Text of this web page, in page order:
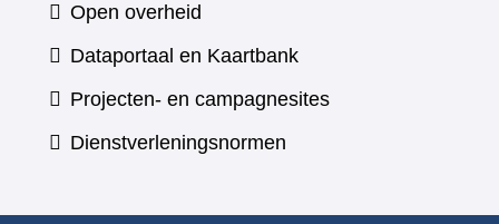
andere
website)
Open overheid
Dataportaal en Kaartbank(verwijst
naar
Projecten- en campagnesites
Dienstverleningsnormen